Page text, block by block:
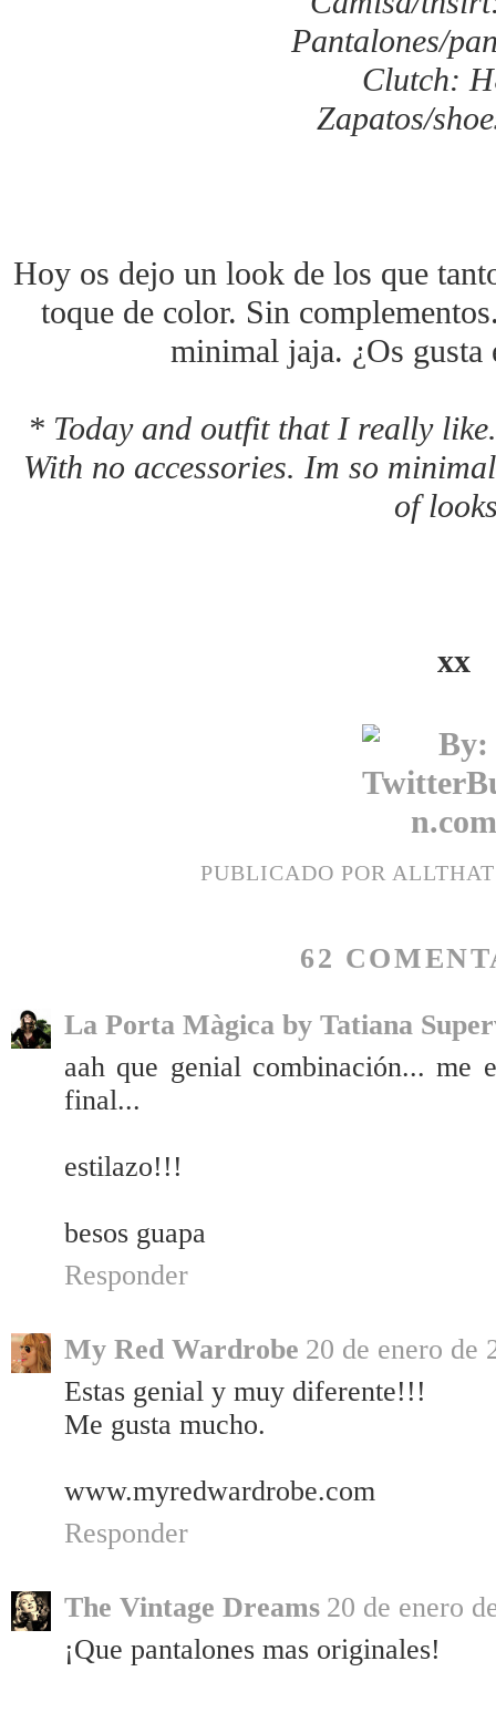
Pantalones/
Clutch:
Zapatos/
Hoy os dejo un look de los que
toque de color. Sin
minimal jaja. ¿Os gusta
* Today and outfit that I really
With no accessories. Im so
of
xx
PUBLICADO POR
62
La Porta Màgica by Tatiana
aah que genial combinación... me
final...
estilazo!!!
besos guapa
Responder
My Red Wardrobe 20 de enero de
Estas genial y muy diferente!!!
Me gusta mucho.
www.myredwardrobe.com
Responder
The Vintage Dreams 20 de enero
¡Que pantalones mas originales!